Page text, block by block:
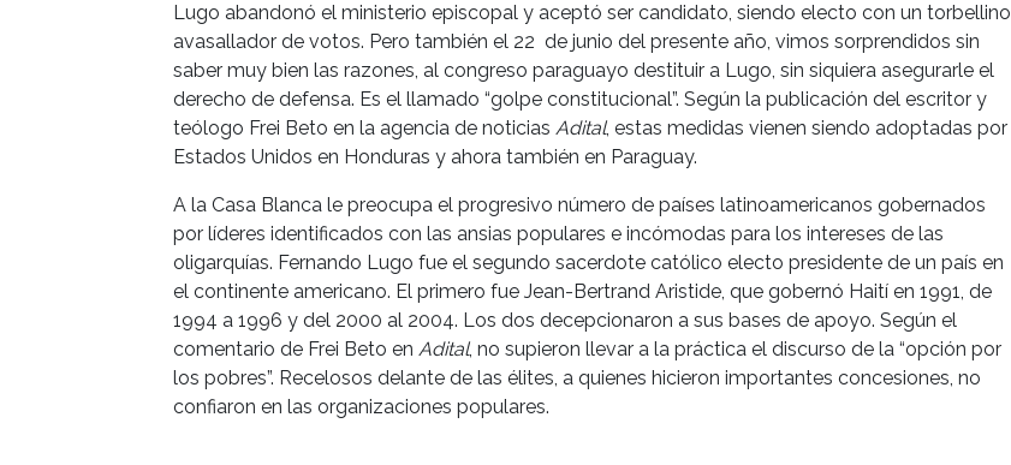
Lugo abandonó el ministerio episcopal y aceptó ser candidato, siendo electo con un torbellino
avasallador de votos. Pero también el 22 de junio del presente año, vimos sorprendidos sin
saber muy bien las razones, al congreso paraguayo destituir a Lugo, sin siquiera asegurarle el
derecho de defensa. Es el llamado “golpe constitucional”. Según la publicación del escritor y
teólogo Frei Beto en la agencia de noticias Adital, estas medidas vienen siendo adoptadas por
Estados Unidos en Honduras y ahora también en Paraguay.
A la Casa Blanca le preocupa el progresivo número de países latinoamericanos gobernados
por líderes identificados con las ansias populares e incómodas para los intereses de las
oligarquías. Fernando Lugo fue el segundo sacerdote católico electo presidente de un país en
el continente americano. El primero fue Jean-Bertrand Aristide, que gobernó Haití en 1991, de
1994 a 1996 y del 2000 al 2004. Los dos decepcionaron a sus bases de apoyo. Según el
comentario de Frei Beto en Adital, no supieron llevar a la práctica el discurso de la “opción por
los pobres”. Recelosos delante de las élites, a quienes hicieron importantes concesiones, no
confiaron en las organizaciones populares.